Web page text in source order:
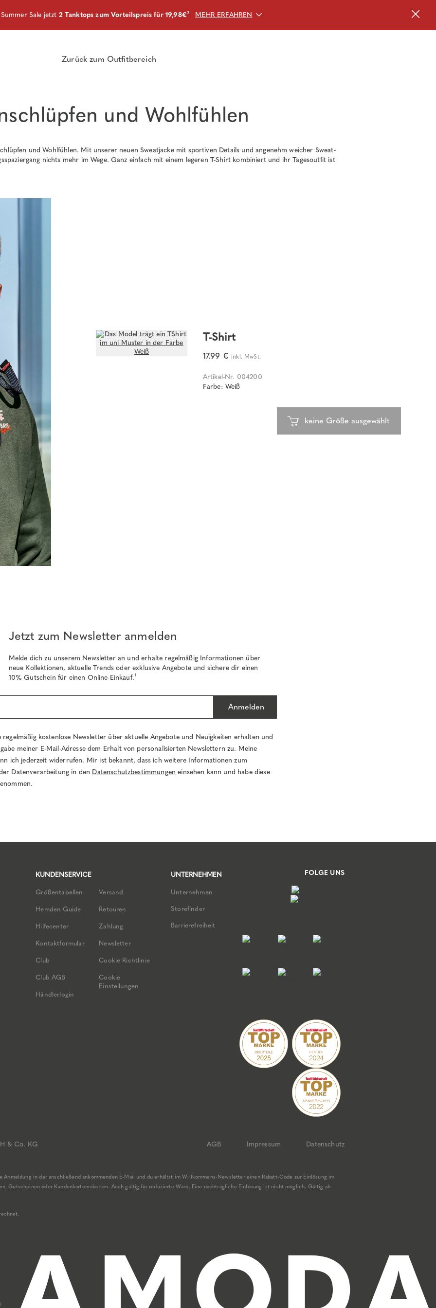
Sale jetzt 2 Tanktops zum Vorteilspreis für 19,98€² MEHR ERFAHREN
Zurück zum Outfitbereich
und Wohlfühlen
und Wohlfühlen. Mit unserer neuen Sweatjacke mit sportiven Details und angenehm weicher Sweat-
nichts mehr im Wege. Ganz einfach mit einem legeren T-Shirt kombiniert und ihr Tagesoutfit ist
T-Shirt
17.99 € inkl. MwSt.
Artikel-Nr. 004200
Farbe: Weiß
Jetzt zum Newsletter anmelden
Melde dich zu unserem Newsletter an und erhalte regelmäßig Informationen über
neue Kollektionen, aktuelle Trends oder exklusive Angebote und sichere dir einen
10% Gutschein für einen Online-Einkauf.¹
Anmelden
kostenlose Newsletter über aktuelle Angebote und Neuigkeiten erhalten und
meiner E-Mail-Adresse dem Erhalt von personalisierten Newslettern zu. Meine
ich jederzeit widerrufen. Mir ist bekannt, dass ich weitere Informationen zum
Datenverarbeitung in den Datenschutzbestimmungen einsehen kann und habe diese
KUNDENSERVICE
Größentabellen
Hemden Guide
Hilfecenter
Kontaktformular
Club
Club AGB
Händlerlogin
Versand
Retouren
Zahlung
Newsletter
Cookie Richtlinie
Cookie
Einstellungen
UNTERNEHMEN
Unternehmen
Storefinder
Barrierefreiheit
FOLGE UNS
& Co. KG AGB Impressum Datenschutz
in der anschließend ankommenden E-Mail und du erhältst im Willkommens-Newsletter einen Rabatt-Code zur Einlösung im
Gutscheinen oder Kundenkartenrabatten. Auch gültig für reduzierte Ware. Eine nachträgliche Einlösung ist nicht möglich. Gültig ab